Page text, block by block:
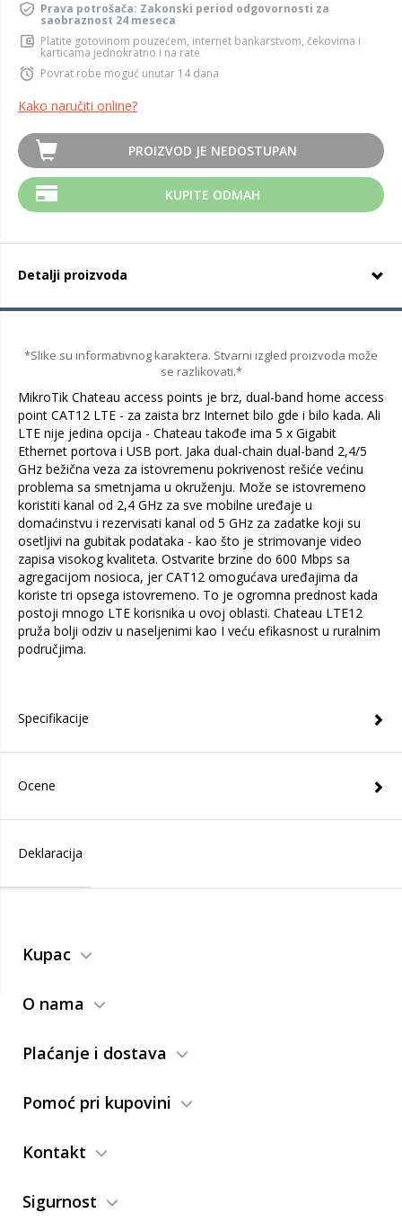
Prava potrošača: Zakonski period odgovornosti za
saobraznost 24 meseca
Platite gotovinom pouzećem, internet bankarstvom, čekovima i
karticama jednokratno i na rate
Povrat robe moguć unutar 14 dana
Kako naručiti online?
PROIZVOD JE NEDOSTUPAN
KUPITE ODMAH
Detalji proizvoda
*Slike su informativnog karaktera. Stvarni izgled proizvoda može
se razlikovati.*
MikroTik Chateau access points je brz, dual-band home access
point CAT12 LTE - za zaista brz Internet bilo gde i bilo kada. Ali
LTE nije jedina opcija - Chateau takođe ima 5 x Gigabit
Ethernet portova i USB port. Jaka dual-chain dual-band 2,4/5
GHz bežična veza za istovremenu pokrivenost rešiće većinu
problema sa smetnjama u okruženju. Može se istovremeno
koristiti kanal od 2,4 GHz za sve mobilne uređaje u
domaćinstvu i rezervisati kanal od 5 GHz za zadatke koji su
osetljivi na gubitak podataka - kao što je strimovanje video
zapisa visokog kvaliteta. Ostvarite brzine do 600 Mbps sa
agregacijom nosioca, jer CAT12 omogućava uređajima da
koriste tri opsega istovremeno. To je ogromna prednost kada
postoji mnogo LTE korisnika u ovoj oblasti. Chateau LTE12
pruža bolji odziv u naseljenimi kao I veću efikasnost u ruralnim
područjima.
Specifikacije
Ocene
Deklaracija
Kupac
O nama
Plaćanje i dostava
Pomoć pri kupovini
Kontakt
Sigurnost